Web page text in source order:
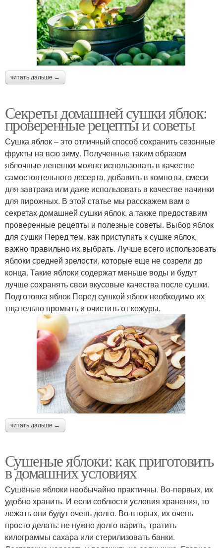
читать дальше →
Секреты домашней сушки яблок:
проверенные рецепты и советы
Сушка яблок – это отличный способ сохранить сезонные
фрукты на всю зиму. Полученные таким образом
яблочные лепешки можно использовать в качестве
самостоятельного десерта, добавить в компоты, смеси
для завтрака или даже использовать в качестве начинки
для пирожных. В этой статье мы расскажем вам о
секретах домашней сушки яблок, а также предоставим
проверенные рецепты и полезные советы. Выбор яблок
для сушки Перед тем, как приступить к сушке яблок,
важно правильно их выбрать. Лучше всего использовать
яблоки средней зрелости, которые еще не созрели до
конца. Такие яблоки содержат меньше воды и будут
лучше сохранять свои вкусовые качества после сушки.
Подготовка яблок Перед сушкой яблок необходимо их
тщательно промыть и очистить от кожуры.
читать дальше →
Сушеные яблоки: как приготовить
в домашних условиях
Сушёные яблоки необычайно практичны. Во-первых, их
удобно хранить. И если соблюсти условия хранения, то
лежать они будут очень долго. Во-вторых, их очень
просто делать: не нужно долго варить, тратить
килограммы сахара или стерилизовать банки.